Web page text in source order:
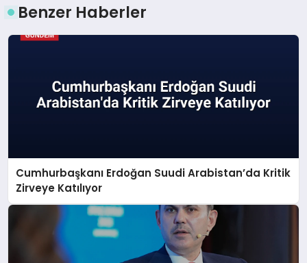
Benzer Haberler
Cumhurbaşkanı Erdoğan Suudi Arabistan’da Kritik
Zirveye Katılıyor